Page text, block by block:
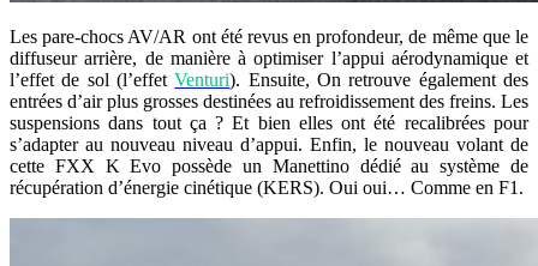
Les pare-chocs AV/AR ont été revus en profondeur, de même que le
diffuseur arrière, de manière à optimiser l’appui aérodynamique et
l’effet de sol (l’effetVenturi). Ensuite, On retrouve également des
entrées d’air plus grosses destinées au refroidissement des freins. Les
suspensions dans tout ça ? Et bien elles ont été recalibrées pour
s’adapter au nouveau niveau d’appui. Enfin, le nouveau volant de
cette FXX K Evo possède un Manettino dédié au système de
récupération d’énergie cinétique (KERS). Oui oui… Comme en F1.